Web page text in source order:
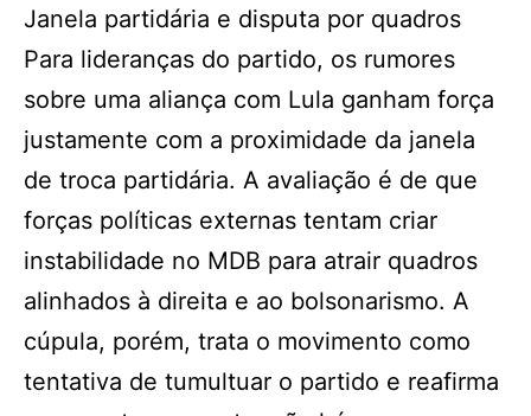
Janela partidária e disputa por quadros
Para lideranças do partido, os rumores
sobre uma aliança com Lula ganham força
justamente com a proximidade da janela
de troca partidária. A avaliação é de que
forças políticas externas tentam criar
instabilidade no MDB para atrair quadros
alinhados à direita e ao bolsonarismo. A
cúpula, porém, trata o movimento como
tentativa de tumultuar o partido e reafirma